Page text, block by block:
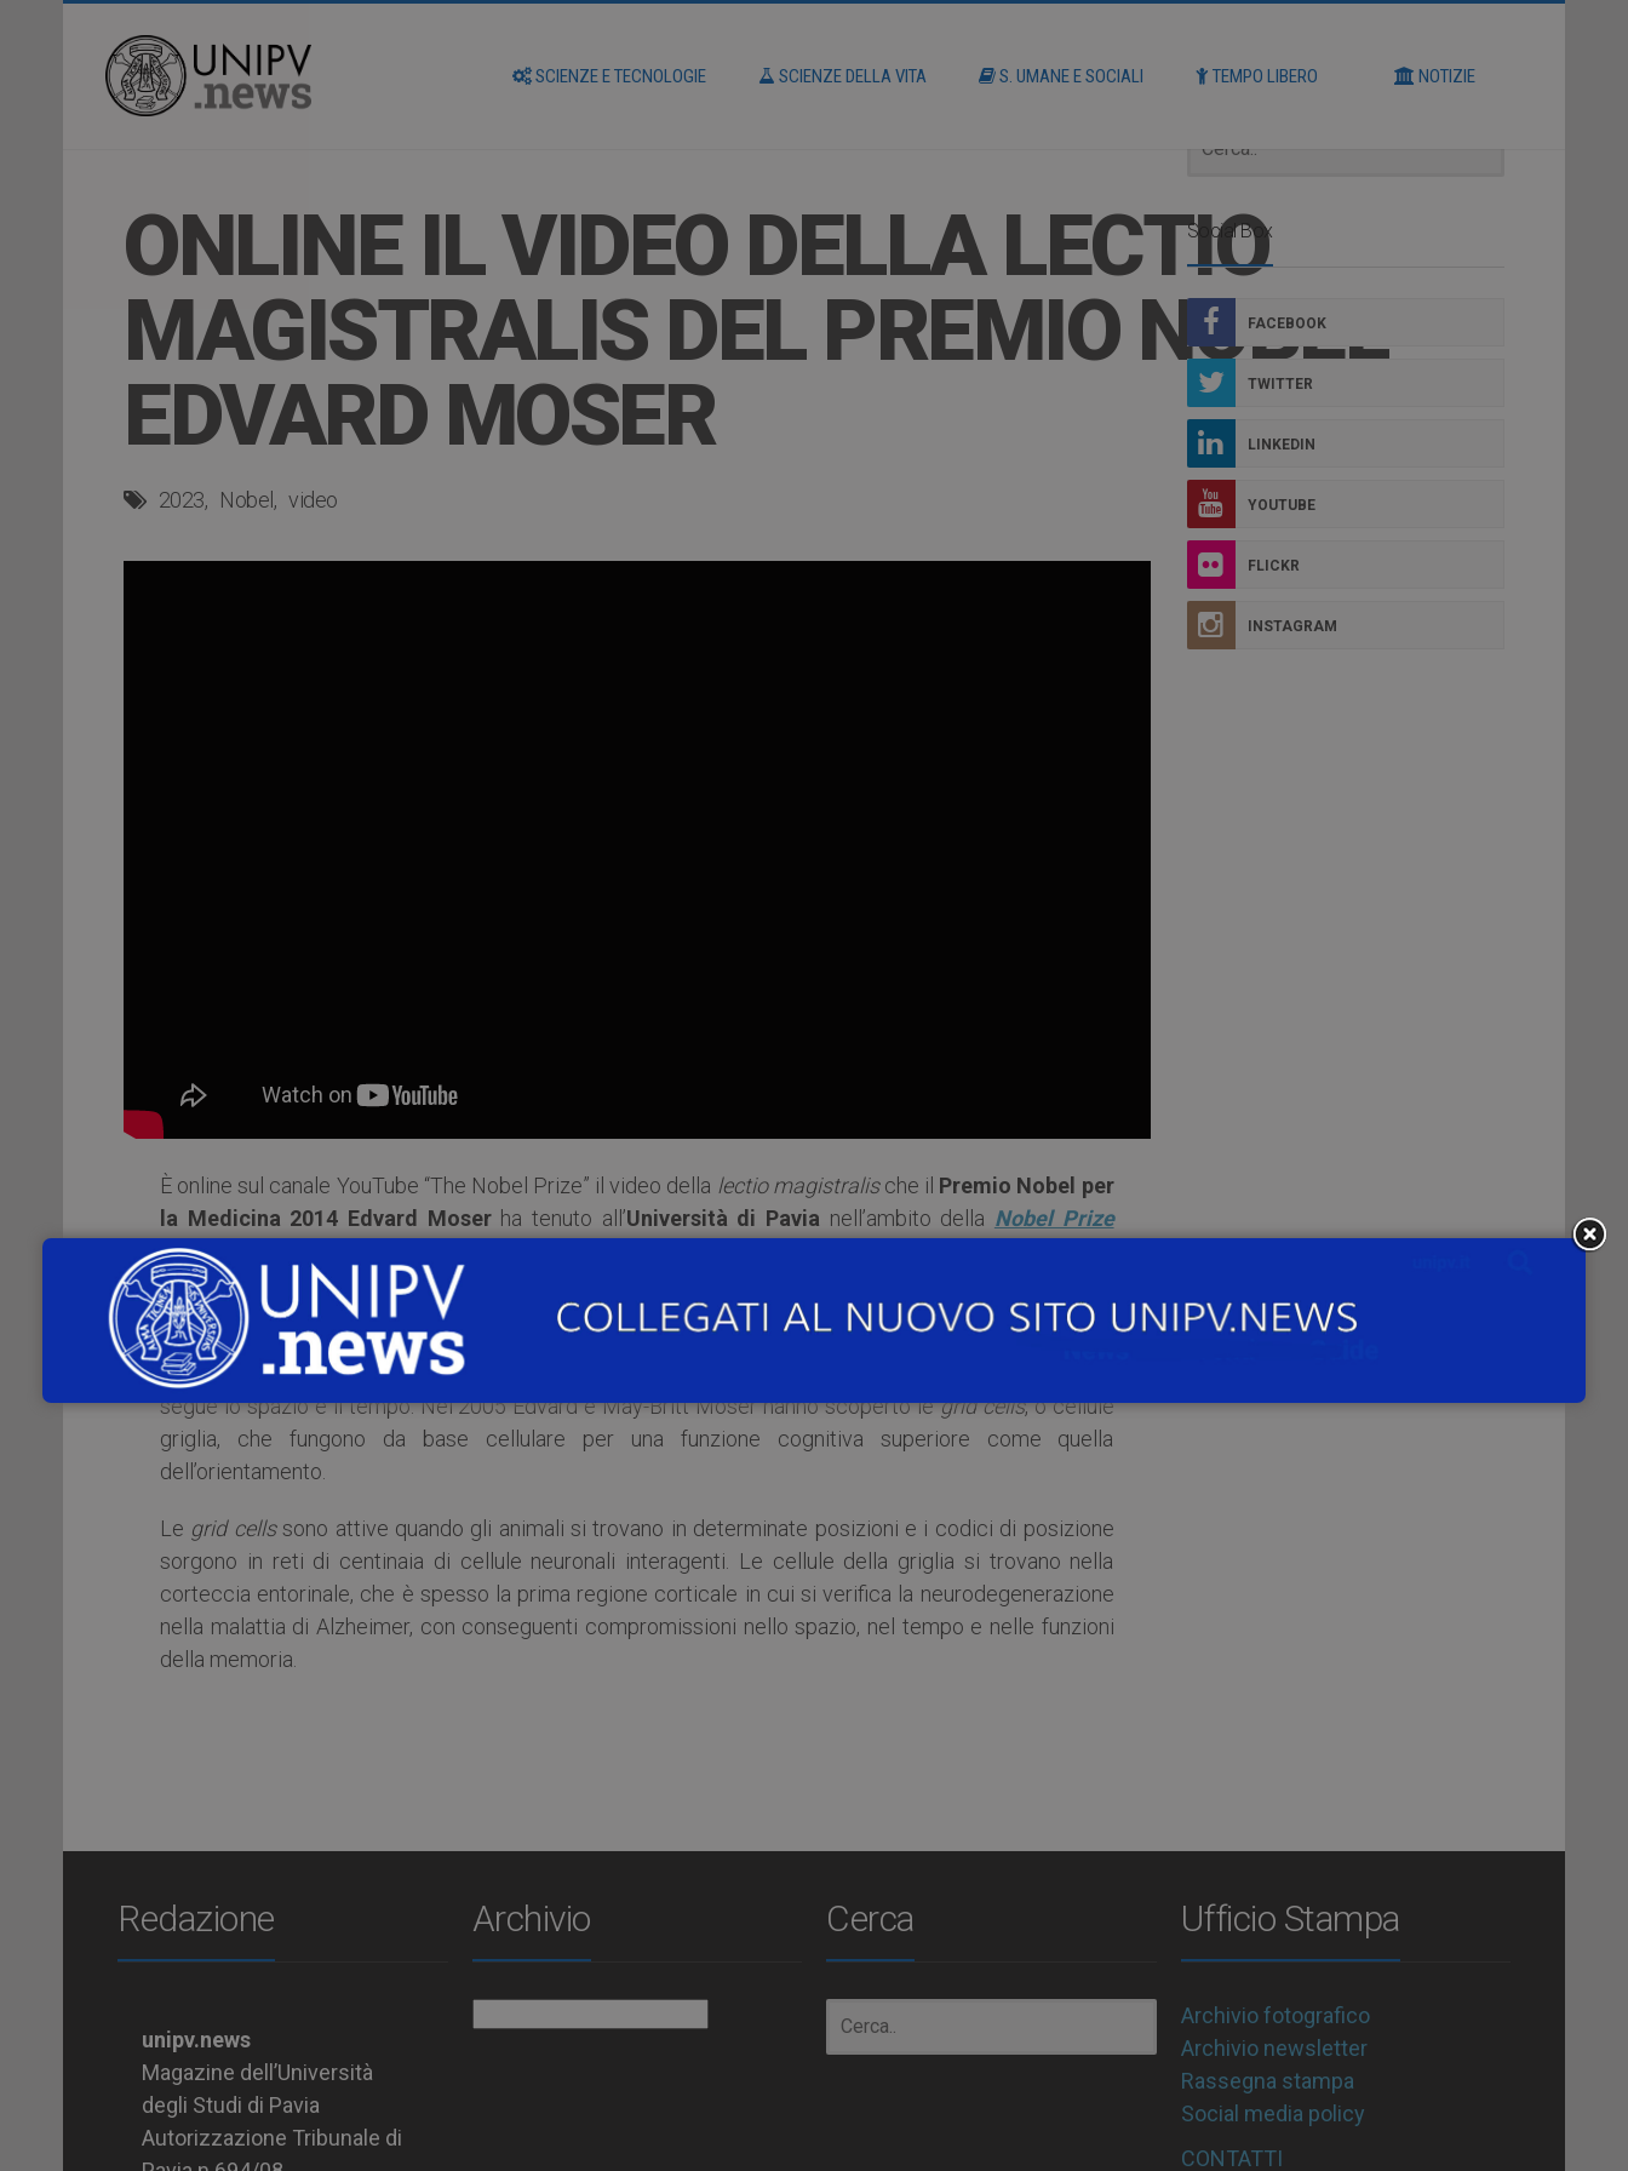
SCIENZE E TECNOLOGIE SCIENZE DELLA VITA S. UMANE E SOCIALI TEMPO LIBERO NOTIZIE
ONLINE IL VIDEO DELLA LECTIO
MAGISTRALIS DEL PREMIO NOBEL
EDVARD MOSER
2023 Nobel video
È online sul canale YouTube “The Nobel Prize” il video della lectio magistralische il Premio Nobel per
la Medicina 2014 Edvard Moserha tenuto all’Università di Pavia nell’ambito della Nobel Prize
Inspiration Initiative (NPII)
giovani ricercatori e studenti, per condividere le loro storie ed esperienze con la comunità scientifica.
L’evento, per la prima volta in Italia, si è svolto mercoledì 1° marzo 2023 e ha riguardato il tema
“Neural computation of space and time”
segue lo spazio e il tempo. Nel 2005 Edvard e May-Britt Moser hanno scoperto legrid cells, o cellule
griglia, che fungono da base cellulare per una funzione cognitiva superiore come quella
dell’orientamento.
Le grid cellssono attive quando gli animali si trovano in determinate posizioni e i codici di posizione
sorgono in reti di centinaia di cellule neuronali interagenti. Le cellule della griglia si trovano nella
corteccia entorinale, che è spesso la prima regione corticale in cui si verifica la neurodegenerazione
nella malattia di Alzheimer, con conseguenti compromissioni nello spazio, nel tempo e nelle funzioni
della memoria.
Social Box
FACEBOOK
TWITTER
LINKEDIN
YOUTUBE
FLICKR
INSTAGRAM
Redazione
unipv.news
Magazine dell’Università
degli Studi di Pavia
Autorizzazione Tribunale di
Archivio Cerca Ufficio Stampa
Archivio fotografico
Archivio newsletter
Rassegna stampa
Social media policy
CONTATTI